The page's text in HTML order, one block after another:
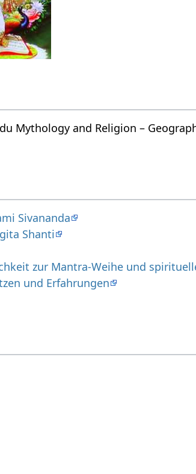
Mythology and Religion –
Sivananda
Shanti
zur Mantra-Weihe und
und Erfahrungen